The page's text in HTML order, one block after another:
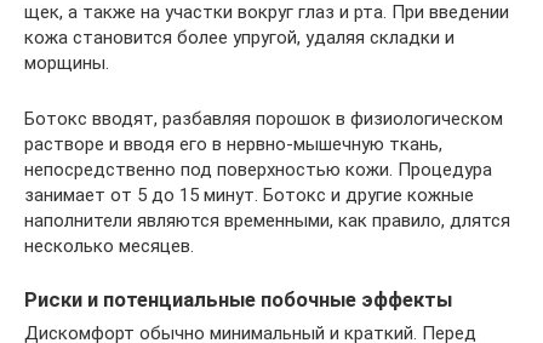
щек, а также на участки вокруг глаз и рта. При введении
кожа становится более упругой, удаляя складки и
морщины.
Ботокс вводят, разбавляя порошок в физиологическом
растворе и вводя его в нервно-мышечную ткань,
непосредственно под поверхностью кожи. Процедура
занимает от 5 до 15 минут. Ботокс и другие кожные
наполнители являются временными, как правило, длятся
несколько месяцев.
Риски и потенциальные побочные эффекты
Дискомфорт обычно минимальный и краткий. Перед